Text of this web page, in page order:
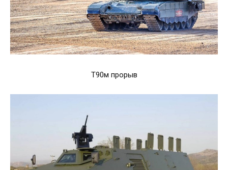
Т90м прорыв